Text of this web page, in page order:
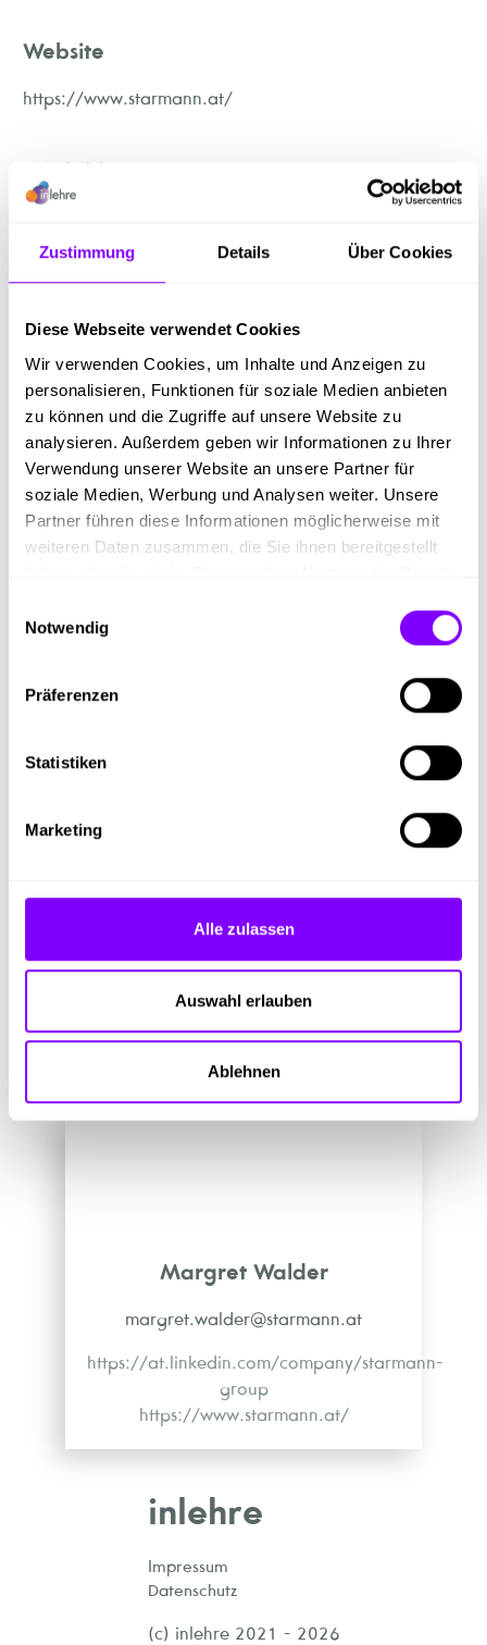
Zustimmung Details Über Cookies
Diese Webseite verwendet Cookies
Wir verwenden Cookies, um Inhalte und Anzeigen zu
personalisieren, Funktionen für soziale Medien anbieten
zu können und die Zugriffe auf unsere Website zu
analysieren. Außerdem geben wir Informationen zu Ihrer
Verwendung unserer Website an unsere Partner für
soziale Medien, Werbung und Analysen weiter. Unsere
Partner führen diese Informationen möglicherweise mit
weiteren Daten zusammen, die Sie ihnen bereitgestellt
Notwendig
Präferenzen
Statistiken
Marketing
Alle zulassen
Auswahl erlauben
Ablehnen
Website
https://www.starmann.at/
Wir bilden aus
Firmenbeschreibung
Wir sind ein unabhängiger Gesamtanbieter für
Fassadenlösungen in Kombination mit Sonnenschutz.
Wir fertigen direkt an unserem Standort in Klagenfurt
die innovativen Fassadenlösungen. Unser Kerngeschäft
ist dabei die Abwicklung von Großprojekten sowie
Service und Wartung im Bereich der Fassaden
vorwiegend im deutschsprachigen Raum (DACH-
Region).
Bildergalerie
Dein persönlicher Ansprechpartner bei Starmann GmbH ist Margret
Margret Walder
margret.walder@starmann.at
https://at.linkedin.com/company/starmann-
group
https://www.starmann.at/
inlehre
Impressum
Datenschutz
(c) inlehre 2021 - 2026